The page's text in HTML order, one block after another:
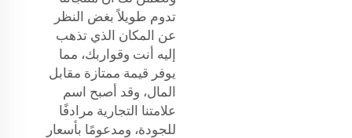
تدوم طويلاً بغض النظر
عن المكان الذي تذهب
إليه أنت وقواربك، مما
يوفر قيمة ممتازة مقابل
المال، وقد أصبح اسم
علامتنا التجارية مرادفًا
للجودة، ومدعومًا بأسعار